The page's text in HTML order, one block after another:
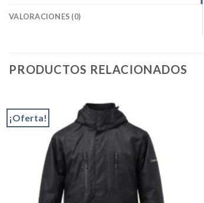
VALORACIONES (0)
PRODUCTOS RELACIONADOS
¡Oferta!